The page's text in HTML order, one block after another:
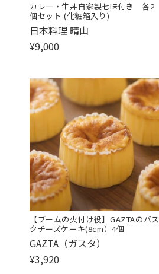
カレー・牛丼自家製七味付き 各2
個セット (化粧箱入り)
販
売
日本料理 晴山
¥9,000
【ブームの火付け役】GAZTAのバス
クチーズケーキ(8cm）4個
販
売
GAZTA（ガスタ）
¥3,920